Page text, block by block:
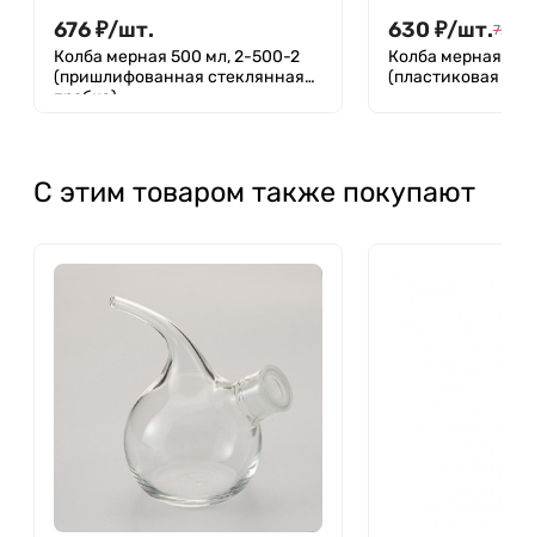
676₽/шт.
Колба мерная 500 мл, 2-500-2
(пришлифованная стеклянная
пробка)
630 ₽/шт.729
Колба мерная
(пластиковая
С этим товаром также покупают